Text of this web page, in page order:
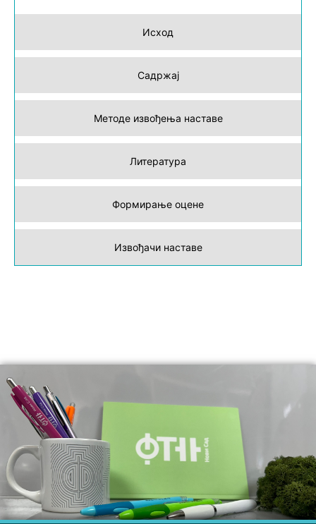
Исход
Садржај
Методе извођења наставе
Литература
Формирање оцене
Извођачи наставе